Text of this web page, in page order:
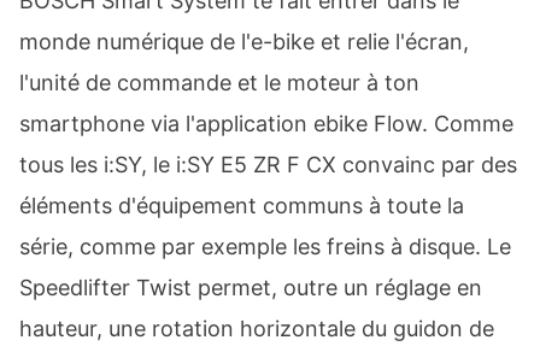
monde numérique de l'e-bike et relie l'écran,
l'unité de commande et le moteur à ton
smartphone via l'application ebike Flow. Comme
tous les i:SY, le i:SY E5 ZR F CX convainc par des
éléments d'équipement communs à toute la
série, comme par exemple les freins à disque. Le
Speedlifter Twist permet, outre un réglage en
hauteur, une rotation horizontale du guidon de